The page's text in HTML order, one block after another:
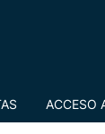
ACCESO